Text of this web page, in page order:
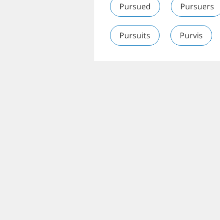
Pursued Pursuers
Pursuits Purvis